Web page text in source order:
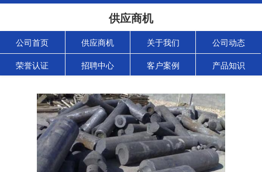
供应商机
公司首页 供应商机 关于我们 公司动态
荣誉认证 招聘中心 客户案例 产品知识